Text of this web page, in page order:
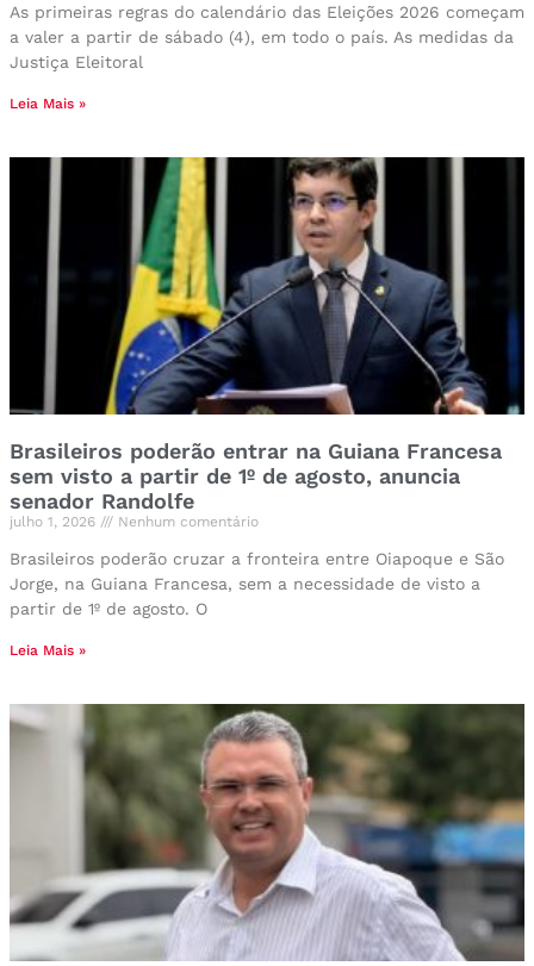
As primeiras regras do calendário das Eleições 2026 começam
a valer a partir de sábado (4), em todo o país. As medidas da
Justiça Eleitoral
Leia Mais »
Brasileiros poderão entrar na Guiana Francesa
sem visto a partir de 1º de agosto, anuncia
senador Randolfe
julho 1, 2026 Nenhum comentário
Brasileiros poderão cruzar a fronteira entre Oiapoque e São
Jorge, na Guiana Francesa, sem a necessidade de visto a
partir de 1º de agosto. O
Leia Mais »